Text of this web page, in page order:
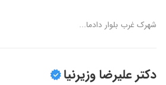
شهرک غرب بلوار دادما...
دکتر علیرضا وزیرنیا